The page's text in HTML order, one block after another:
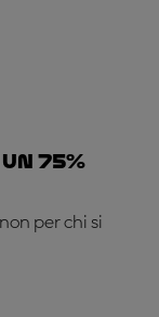
75%
per chi si